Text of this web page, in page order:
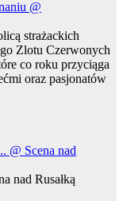
strażackich
Zlotu Czerwonych
co roku przyciąga
oraz pasjonatów
@ Scena nad
nad Rusałką